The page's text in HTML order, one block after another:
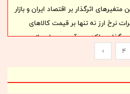
اثرگذار بر اقتصاد ایران و بازار
نرخ ارز نه تنها بر قیمت کالاهای
بلکه سودآوری بسیاری از
در حالی که افزایش نرخ دلار برای
و سود است، برای گروهی دیگر افزایش
افت تولید را به همراه دارد. به همین
4
›